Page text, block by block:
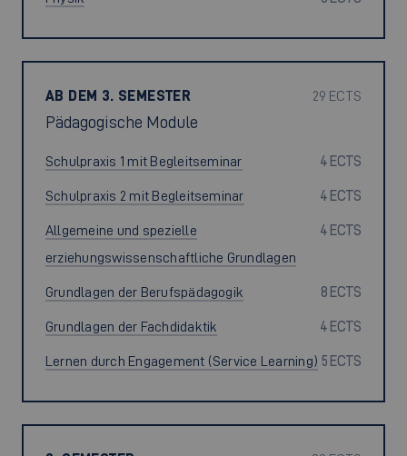
AB DEM 3. SEMESTER 29 ECTS
Pädagogische Module
Schulpraxis 1 mit Begleitseminar 4 ECTS
Schulpraxis 2 mit Begleitseminar 4 ECTS
Allgemeine und spezielle
erziehungswissenschaftliche Grundlagen
4 ECTS
Grundlagen der Berufspädagogik 8 ECTS
Grundlagen der Fachdidaktik 4 ECTS
Lernen durch Engagement (Service Learning) 5 ECTS